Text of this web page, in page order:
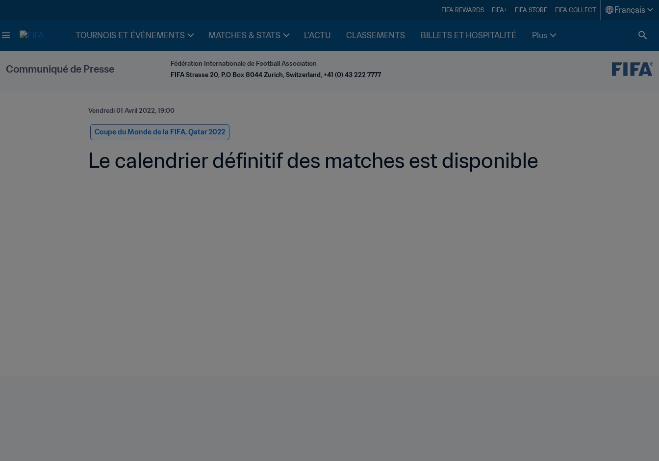
FIFA REWARDS FIFA+ FIFA STORE FIFA COLLECT Français
TOURNOIS ET ÉVÉNEMENTS MATCHES & STATS L'ACTU CLASSEMENTS BILLETS ET HOSPITALITÉ Plus
Communiqué de Presse
Fédération Internationale de Football Association
FIFA Strasse 20, P.O Box 8044 Zurich, Switzerland, +41 (0) 43 222 7777
Vendredi 01 Avril 2022, 19:00
Coupe du Monde de la FIFA, Qatar 2022
Le calendrier définitif des matches est disponible